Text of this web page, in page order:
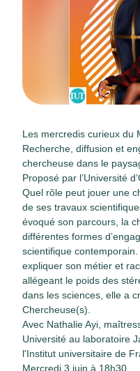
Les mercredis curieux du
Recherche, diffusion et
chercheuse dans le
Proposé par l’Université
Quel rôle peut jouer une
de ses travaux
évoqué son parcours, la
différentes formes
scientifique
expliquer son métier et
allégeant le poids des
dans les sciences, elle a
Chercheuse(s).
Avec Nathalie Ayi,
Université au laboratoire
l'Institut universitaire de
Mercredi 3 juin à 18h30